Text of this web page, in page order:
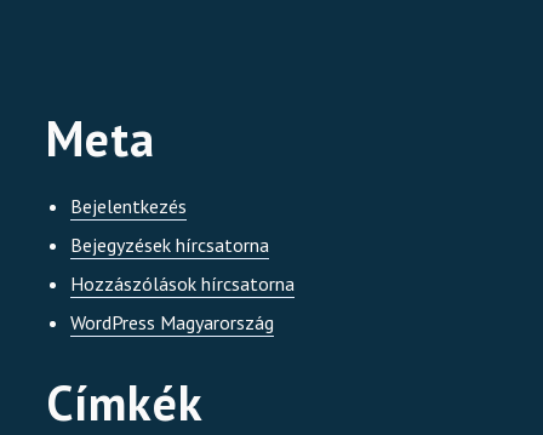
Meta
Bejelentkezés
Bejegyzések hírcsatorna
Hozzászólások hírcsatorna
WordPress Magyarország
Címkék